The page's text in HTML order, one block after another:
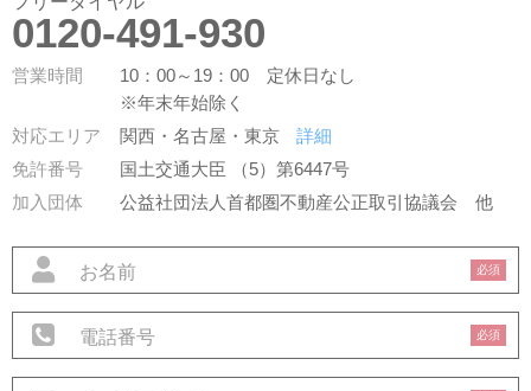
0120-491-930
営業時間
10：00～19：00 定休日なし
※年末年始除く
対応エリア
関西・名古屋・東京
詳細
免許番号
国土交通大臣 （5）第6447号
加入団体
公益社団法人首都圏不動産公正取引協議会他
必須
必須